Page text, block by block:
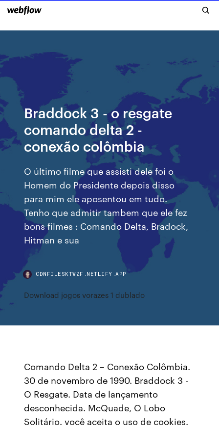
Braddock 3 - o resgate
comando delta 2 -
conexão colômbia
O último filme que assisti dele foi o
Homem do Presidente depois disso
para mim ele aposentou em tudo.
Tenho que admitir tambem que ele fez
bons filmes : Comando Delta, Bradock,
Hitman e sua
CDNFILESKTWZF.NETLIFY.APP
Download jogos vorazes 1 dublado
Comando Delta 2 – Conexão Colômbia.
30 de novembro de 1990. Braddock 3 -
O Resgate. Data de lançamento
desconhecida. McQuade, O Lobo
Solitário. você aceita o uso de cookies.